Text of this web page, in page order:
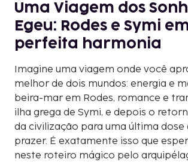
Uma Viagem dos
Egeu: Rodes e Symi
perfeita harmonia
Imagine uma viagem onde você
melhor de dois mundos: energia e
beira-mar em Rodes, romance e
ilha grega de Symi, e depois o
da civilização para uma última dose
prazer. É exatamente isso que
neste roteiro mágico pelo